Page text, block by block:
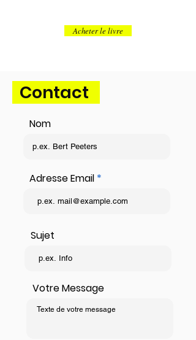
Acheter le livre
Contact
Nom
Adresse Email
Sujet
Votre Message